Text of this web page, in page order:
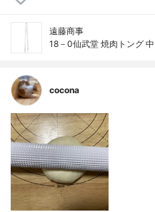
遠藤商事
18－0仙武堂 焼肉トング 中
cocona